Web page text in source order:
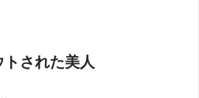
された美人